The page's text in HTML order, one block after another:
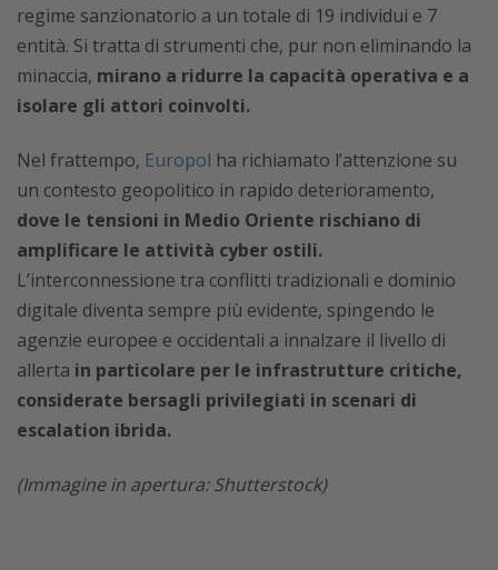
regime sanzionatorio a un totale di 19 individui e 7
entità. Si tratta di strumenti che, pur non eliminando la
minaccia, mirano a ridurre la capacità operativa e a
isolare gli attori coinvolti.
Nel frattempo, Europol ha richiamato l’attenzione su
un contesto geopolitico in rapido deterioramento,
dove le tensioni in Medio Oriente rischiano di
amplificare le attività cyber ostili.
L’interconnessione tra conflitti tradizionali e dominio
digitale diventa sempre più evidente, spingendo le
agenzie europee e occidentali a innalzare il livello di
allerta in particolare per le infrastrutture critiche,
considerate bersagli privilegiati in scenari di
escalation ibrida.
(Immagine in apertura: Shutterstock)